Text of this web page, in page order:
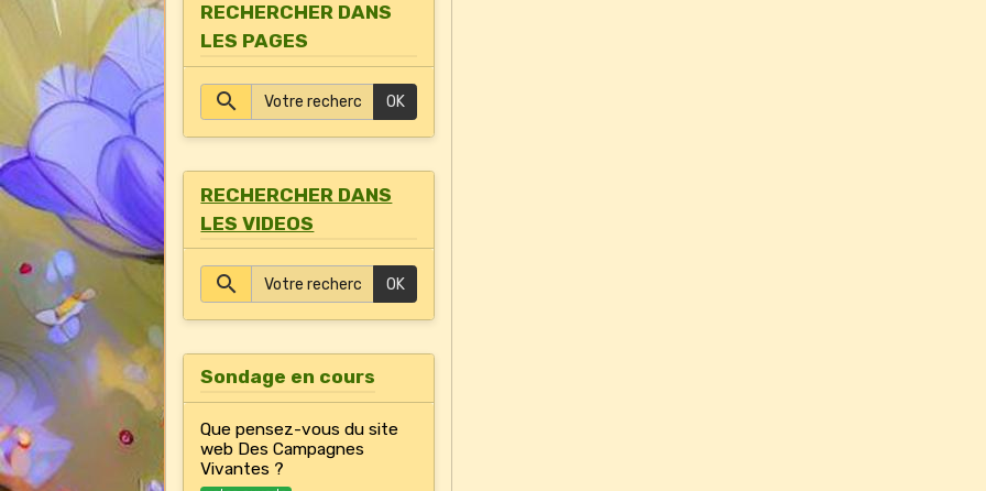
RECHERCHER DANS
LES PAGES
OK
RECHERCHER DANS
LES VIDEOS
OK
Sondage en cours
Que pensez-vous du site
web Des Campagnes
Vivantes ?